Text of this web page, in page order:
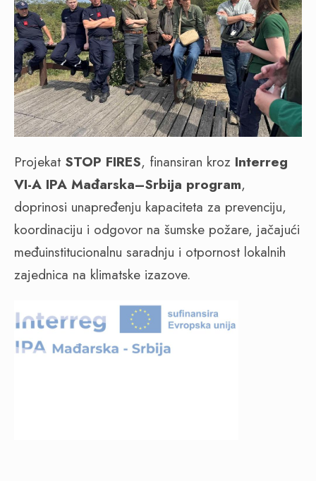
Projekat STOP FIRES, finansiran kroz Interreg
VI-A IPA Mađarska–Srbija program,
doprinosi unapređenju kapaciteta za prevenciju,
koordinaciju i odgovor na šumske požare, jačajući
međuinstitucionalnu saradnju i otpornost lokalnih
zajednica na klimatske izazove.